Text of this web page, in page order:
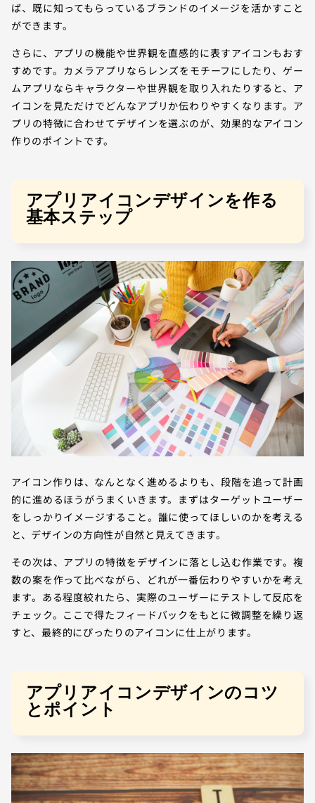
ば、既に知ってもらっているブランドのイメージを活かすこと
ができます。
さらに、アプリの機能や世界観を直感的に表すアイコンもおす
すめです。カメラアプリならレンズをモチーフにしたり、ゲー
ムアプリならキャラクターや世界観を取り入れたりすると、ア
イコンを見ただけでどんなアプリか伝わりやすくなります。ア
プリの特徴に合わせてデザインを選ぶのが、効果的なアイコン
作りのポイントです。
アプリアイコンデザインを作る
基本ステップ
アイコン作りは、なんとなく進めるよりも、段階を追って計画
的に進めるほうがうまくいきます。まずはターゲットユーザー
をしっかりイメージすること。誰に使ってほしいのかを考える
と、デザインの方向性が自然と見えてきます。
その次は、アプリの特徴をデザインに落とし込む作業です。複
数の案を作って比べながら、どれが一番伝わりやすいかを考え
ます。ある程度絞れたら、実際のユーザーにテストして反応を
チェック。ここで得たフィードバックをもとに微調整を繰り返
すと、最終的にぴったりのアイコンに仕上がります。
アプリアイコンデザインのコツ
とポイント